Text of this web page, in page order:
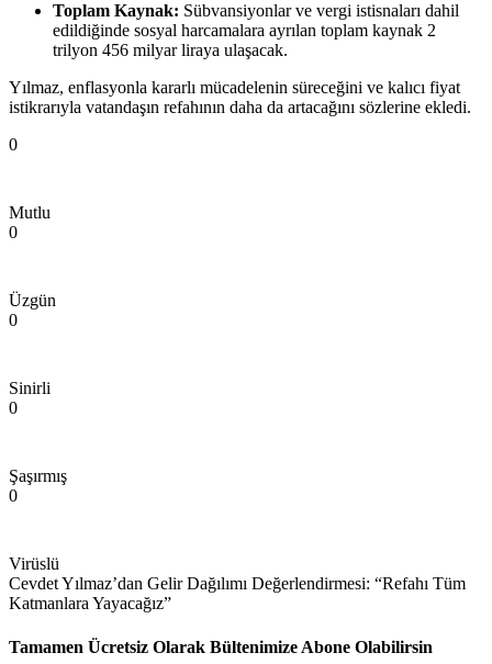
Toplam Kaynak: Sübvansiyonlar ve vergi istisnaları dahil
edildiğinde sosyal harcamalara ayrılan toplam kaynak 2
trilyon 456 milyar liraya ulaşacak.
Yılmaz, enflasyonla kararlı mücadelenin süreceğini ve kalıcı fiyat
istikrarıyla vatandaşın refahının daha da artacağını sözlerine ekledi.
0
Mutlu
0
Üzgün
0
Sinirli
0
Şaşırmış
0
Virüslü
Cevdet Yılmaz’dan Gelir Dağılımı Değerlendirmesi: “Refahı Tüm
Katmanlara Yayacağız”
Tamamen Ücretsiz Olarak Bültenimize Abone Olabilirsin